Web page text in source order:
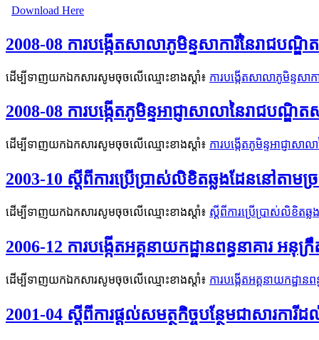
Download Here
2008-08 ការបង្កើតសាលាភូមិន្ទសាការីនៃរាជបណ្
ដើម្បីទាញយកឯកសារសូមចុចលើឈ្មោះខាងស្តាំ៖ ការបង្កើតសាលាភូមិន្ទសា
2008-08 ការបង្កើតភូមិន្ទអាជ្ញាសាលានៃរាជបណ្ឌិ
ដើម្បីទាញយកឯកសារសូមចុចលើឈ្មោះខាងស្តាំ៖ ការបង្កើតភូមិន្ទអាជ្ញាស
2003-10 ស្តីពីការប្រើប្រាស់លិខិតឆ្លងដែននៅតាមច្
ដើម្បីទាញយកឯកសារសូមចុចលើឈ្មោះខាងស្តាំ៖ ស្តីពីការប្រើប្រាស់លិខិតឆ្ល
2006-12 ការបង្កើតអគ្គនាយកដ្ឋានពន្ធនាគារ អនុ
ដើម្បីទាញយកឯកសារសូមចុចលើឈ្មោះខាងស្តាំ៖ ការបង្កើតអគ្គនាយកដ្ឋា
2001-04 ស្តីពីការផ្តល់សមត្ថកិច្ចបន្ថែមជាសារកា